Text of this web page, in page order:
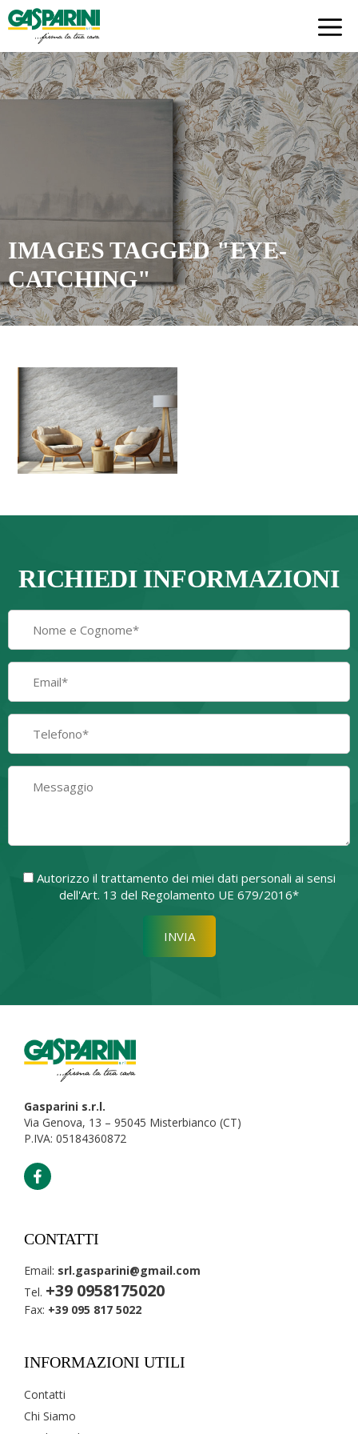
Skip
to
content
IMAGES TAGGED "EYE-
CATCHING"
RICHIEDI INFORMAZIONI
Autorizzo il trattamento dei miei dati personali ai sensi
dell'Art. 13 del Regolamento UE 679/2016*
Si prega di lasciare vuoto
Gasparini s.r.l.
Via Genova, 13 – 95045 Misterbianco (CT)
P.IVA: 05184360872
CONTATTI
Email: srl.gasparini@gmail.com
Tel. +39 0958175020
Fax: +39 095 817 5022
INFORMAZIONI UTILI
Contatti
Chi Siamo